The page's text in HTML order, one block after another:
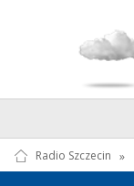
Radio Szczecin »